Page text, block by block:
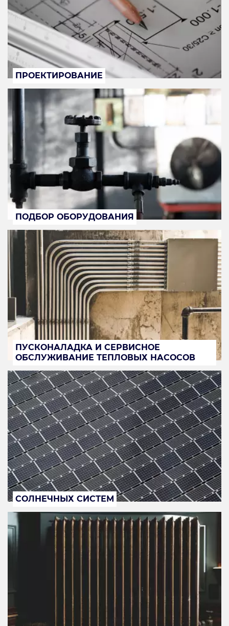
ПРОЕКТИРОВАНИЕ
ПОДБОР ОБОРУДОВАНИЯ
ПУСКОНАЛАДКА И СЕРВИСНОЕ
ОБСЛУЖИВАНИЕ ТЕПЛОВЫХ НАСОСОВ
СОЛНЕЧНЫХ СИСТЕМ